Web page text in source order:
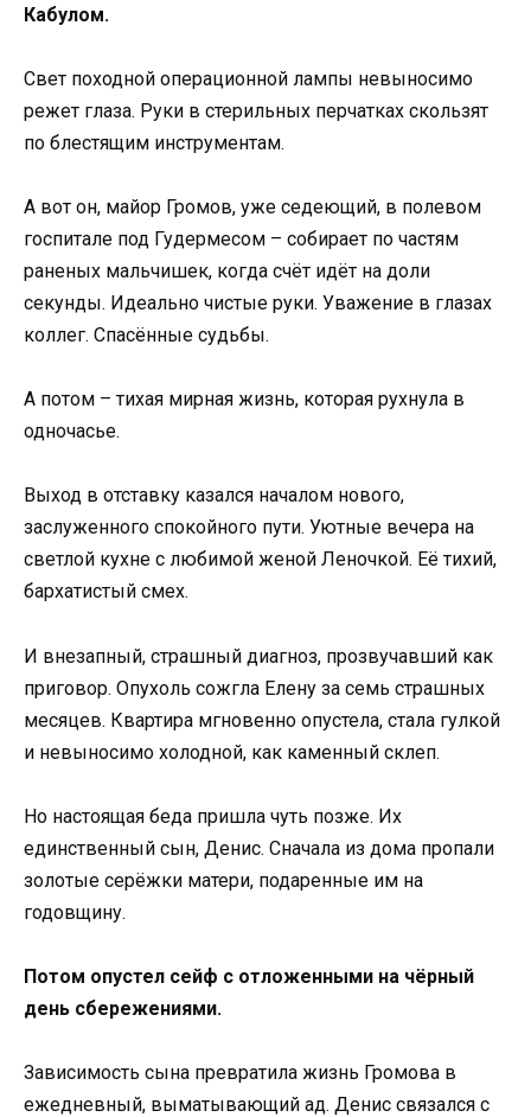
Кабулом.
Свет походной операционной лампы невыносимо
режет глаза. Руки в стерильных перчатках скользят
по блестящим инструментам.
А вот он, майор Громов, уже седеющий, в полевом
госпитале под Гудермесом – собирает по частям
раненых мальчишек, когда счёт идёт на доли
секунды. Идеально чистые руки. Уважение в глазах
коллег. Спасённые судьбы.
А потом – тихая мирная жизнь, которая рухнула в
одночасье.
Выход в отставку казался началом нового,
заслуженного спокойного пути. Уютные вечера на
светлой кухне с любимой женой Леночкой. Её тихий,
бархатистый смех.
И внезапный, страшный диагноз, прозвучавший как
приговор. Опухоль сожгла Елену за семь страшных
месяцев. Квартира мгновенно опустела, стала гулкой
и невыносимо холодной, как каменный склеп.
Но настоящая беда пришла чуть позже. Их
единственный сын, Денис. Сначала из дома пропали
золотые серёжки матери, подаренные им на
годовщину.
Потом опустел сейф с отложенными на чёрный
день сбережениями.
Зависимость сына превратила жизнь Громова в
ежедневный, выматывающий ад. Денис связался с